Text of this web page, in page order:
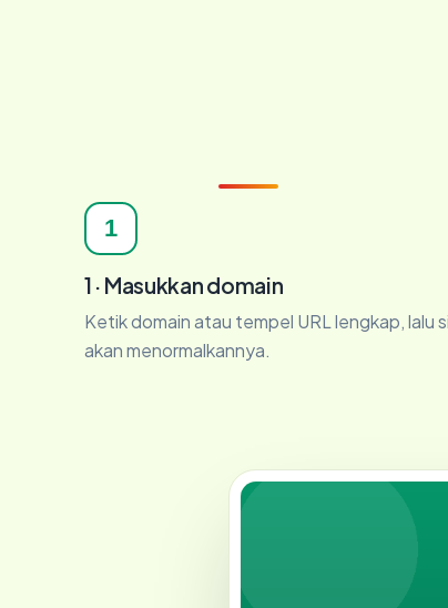
1
1 · Masukkan domain
Ketik domain atau tempel URL lengkap, lalu
akan menormalkannya.